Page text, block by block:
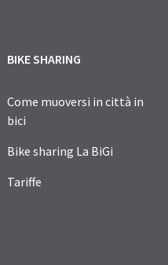
BIKE SHARING
Come muoversi in città in
bici
Bike sharing La BiGi
Tariffe